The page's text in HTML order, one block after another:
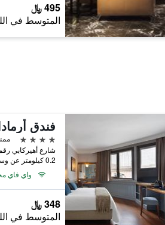
495 ﷼
المتوسط في
4 نجوم
شارع أهيركابي رقم 24, اسطنبول,
0.2 كيلومتر عن وسط المدينة
واي فاي
348 ﷼
المتوسط في